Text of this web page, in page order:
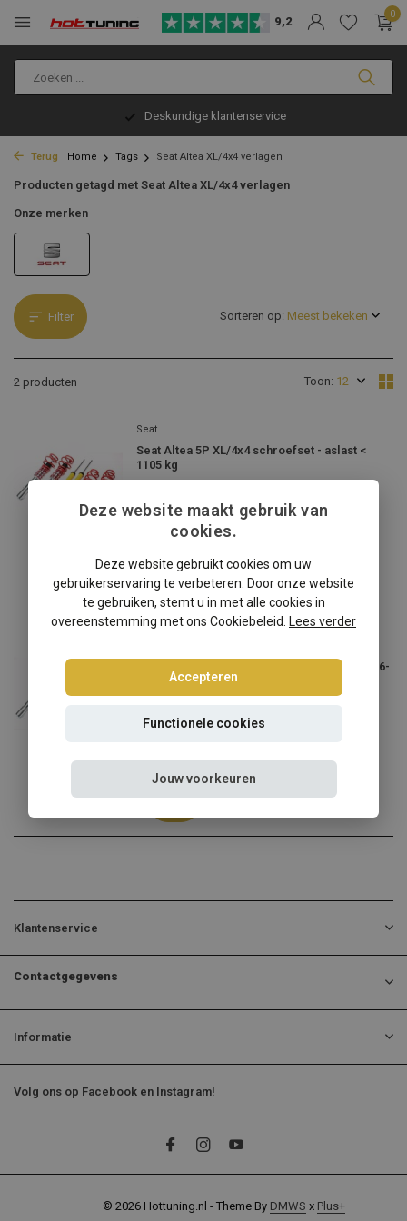
9,2
0
Deskundige klantenservice
Terug Home Tags Seat Altea XL/4x4 verlagen
Producten getagd met Seat Altea XL/4x4 verlagen
Onze merken
Filter
2 producten Toon:
Sorteren op:
Seat
Seat Altea 5P XL/4x4 schroefset - aslast <
1105 kg
€264,95
Seat Altea 5P XL/4x4 schroefset - aslast 1106-
1190 kg
Incl. btw
Klantenservice
Contactgegevens
Informatie
Volg ons op Facebook en Instagram!
© 2026 Hottuning.nl - Theme By DMWS x Plus+
Deze website maakt gebruik van
cookies.
Deze website gebruikt cookies om uw
gebruikerservaring te verbeteren. Door onze website
te gebruiken, stemt u in met alle cookies in
overeenstemming met ons Cookiebeleid.
Lees verder
Accepteren
Functionele cookies
Jouw voorkeuren